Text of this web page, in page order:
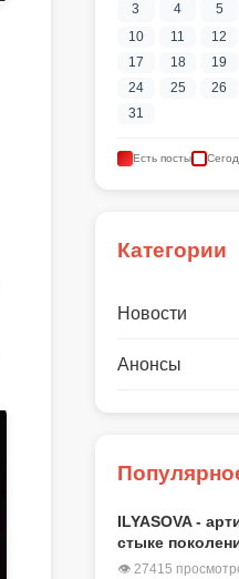
3
4 5
10
11 12
17
18 19
24
25 26
31
Есть посты
Категории
Новости
Анонсы
ILYASOVA -
стыке
👁 27415